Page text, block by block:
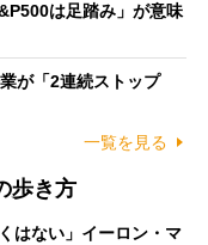
は足踏み」が意味
が「2連続ストップ
一覧を見る
歩き方
はない」イーロン・マ